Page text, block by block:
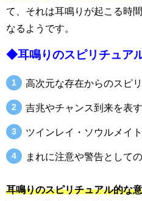
て、それは耳鳴りが起こる時
なるようです。
◆耳鳴りのスピリチュア
高次元な存在からのスピ
吉兆やチャンス到来を表す
ツインレイ・ソウルメイ
まれに注意や警告として
耳鳴りのスピリチュアル的な